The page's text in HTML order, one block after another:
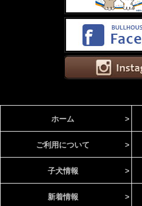
ホーム >
ご利用について >
子犬情報 >
新着情報 >